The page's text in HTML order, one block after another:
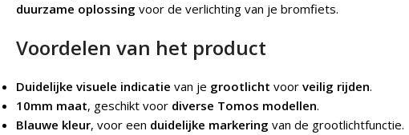
duurzame oplossing voor de verlichting van je bromfiets.
Voordelen van het product
Duidelijke visuele indicatie van je grootlicht voor veilig rijden.
10mm maat, geschikt voor diverse Tomos modellen.
Blauwe kleur, voor een duidelijke markering van de grootlichtfunctie.